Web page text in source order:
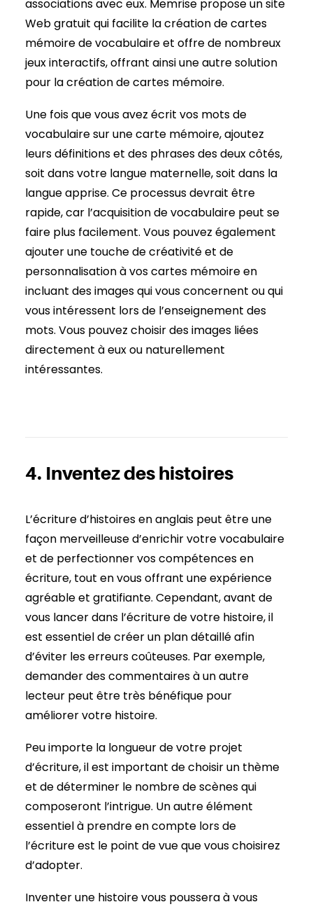
associations avec eux. Memrise propose un site
Web gratuit qui facilite la création de cartes
mémoire de vocabulaire et offre de nombreux
jeux interactifs, offrant ainsi une autre solution
pour la création de cartes mémoire.
Une fois que vous avez écrit vos mots de
vocabulaire sur une carte mémoire, ajoutez
leurs définitions et des phrases des deux côtés,
soit dans votre langue maternelle, soit dans la
langue apprise. Ce processus devrait être
rapide, car l’acquisition de vocabulaire peut se
faire plus facilement. Vous pouvez également
ajouter une touche de créativité et de
personnalisation à vos cartes mémoire en
incluant des images qui vous concernent ou qui
vous intéressent lors de l’enseignement des
mots. Vous pouvez choisir des images liées
directement à eux ou naturellement
intéressantes.
4. Inventez des histoires
L’écriture d’histoires en anglais peut être une
façon merveilleuse d’enrichir votre vocabulaire
et de perfectionner vos compétences en
écriture, tout en vous offrant une expérience
agréable et gratifiante. Cependant, avant de
vous lancer dans l’écriture de votre histoire, il
est essentiel de créer un plan détaillé afin
d’éviter les erreurs coûteuses. Par exemple,
demander des commentaires à un autre
lecteur peut être très bénéfique pour
améliorer votre histoire.
Peu importe la longueur de votre projet
d’écriture, il est important de choisir un thème
et de déterminer le nombre de scènes qui
composeront l’intrigue. Un autre élément
essentiel à prendre en compte lors de
l’écriture est le point de vue que vous choisirez
d’adopter.
Inventer une histoire vous poussera à vous